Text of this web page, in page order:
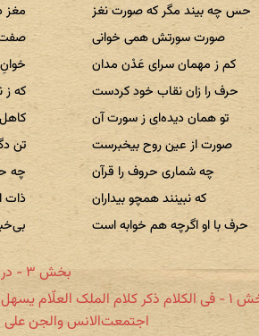
حس چه بیند مگر که صورت نغز
مغز
صورت سورتش همی خوانی
صفت
کم ز مهمان سرای عَدْن مدان
حرف را زان نقاب خود کردست
که ز
تو همان دیده‌ای ز سورت آن
صورت از عین روح بیخبرست
تن
چه شماری حروف را قرآن
چه
که نبینند همچو بیداران
ذات
حرف با او اگرچه هم خوابه است
بخش ۳ - در سرِّ قرآن: سرِّ قرآن قران نکو داند
بخش ۱ - فی الکلام ذکر کلام الملک العلّام
اجتمعت‌الانس والجن علی